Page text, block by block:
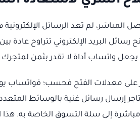
المباشر، لم تعد الرسائل الإلكترونية
الإلكتروني تتراوح عادة بين 20-30%، بينما يمكن أن تصل رسائل
يجعل واتساب أداة لا تقدر بثمن
على معدلات الفتح فحسب؛ فواتساب
إرسال رسائل غنية بالوسائط
مباشرة إلى سلة التسوق الخاصة به.